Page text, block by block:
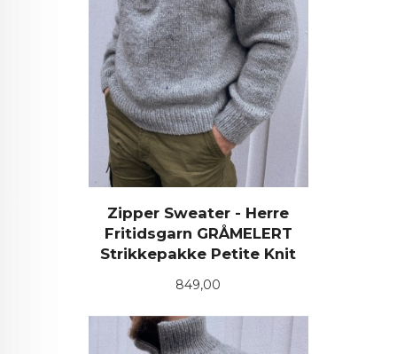
Zipper Sweater - Herre
Fritidsgarn GRÅMELERT
Strikkepakke Petite Knit
Pris
849,00